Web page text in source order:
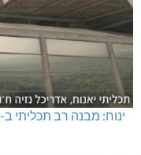
ינוח: מבנה רב תכליתי ב-120 מלש"ח